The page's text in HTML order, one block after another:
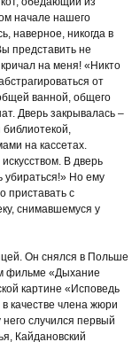
начале нашего
наверное, никогда в
представить не
на меня! «Никто
от
ванной, общего
Дверь закрывалась –
на кассетах.
В дверь
убираться!» Но ему
приставать с
снимавшемуся у
Он снялся в Польше
фильме «Дыхание
картине «Исповедь
качестве члена жюри
случился первый
Кайдановский